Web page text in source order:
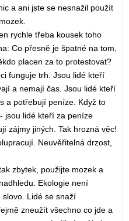
a ani jste se nesnažil použít
rychle třeba kousek toho
Co přesně je špatné na tom,
placen za to protestovat?
funguje trh. Jsou lidé kteří
a nemají čas. Jsou lidé kteří
a potřebují peníze. Když to
jsou lidé kteří za peníze
zájmy jiných. Tak hrozná věc!
Neuvěřitelná drzost,
zbytek, použijte mozek a
Ekologie není
slovo. Lidé se snaží
zneužít všechno co jde a